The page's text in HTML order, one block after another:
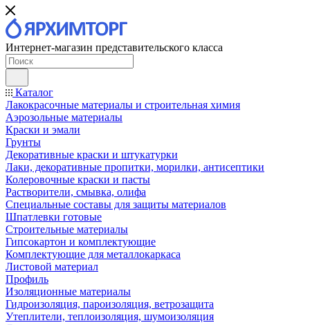
Интернет-магазин представительского класса
Каталог
Лакокрасочные материалы и строительная химия
Аэрозольные материалы
Краски и эмали
Грунты
Декоративные краски и штукатурки
Лаки, декоративные пропитки, морилки, антисептики
Колеровочные краски и пасты
Растворители, смывка, олифа
Специальные составы для защиты материалов
Шпатлевки готовые
Строительные материалы
Гипсокартон и комплектующие
Комплектующие для металлокаркаса
Листовой материал
Профиль
Изоляционные материалы
Гидроизоляция, пароизоляция, ветрозащита
Утеплители, теплоизоляция, шумоизоляция